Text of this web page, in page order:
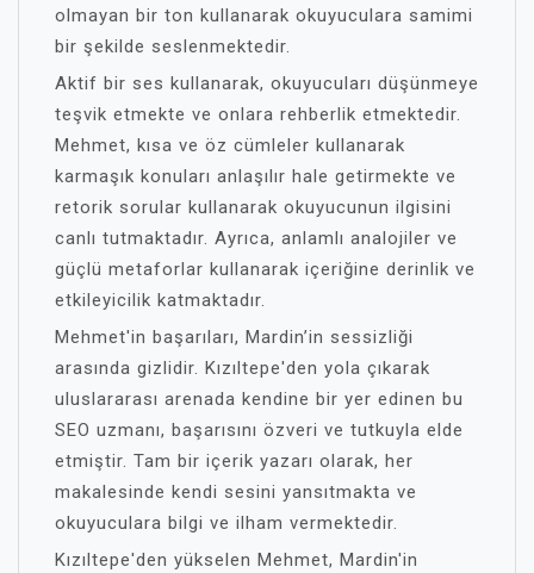
olmayan bir ton kullanarak okuyuculara samimi
bir şekilde seslenmektedir.
Aktif bir ses kullanarak, okuyucuları düşünmeye
teşvik etmekte ve onlara rehberlik etmektedir.
Mehmet, kısa ve öz cümleler kullanarak
karmaşık konuları anlaşılır hale getirmekte ve
retorik sorular kullanarak okuyucunun ilgisini
canlı tutmaktadır. Ayrıca, anlamlı analojiler ve
güçlü metaforlar kullanarak içeriğine derinlik ve
etkileyicilik katmaktadır.
Mehmet'in başarıları, Mardin’in sessizliği
arasında gizlidir. Kızıltepe'den yola çıkarak
uluslararası arenada kendine bir yer edinen bu
SEO uzmanı, başarısını özveri ve tutkuyla elde
etmiştir. Tam bir içerik yazarı olarak, her
makalesinde kendi sesini yansıtmakta ve
okuyuculara bilgi ve ilham vermektedir.
Kızıltepe'den yükselen Mehmet, Mardin'in